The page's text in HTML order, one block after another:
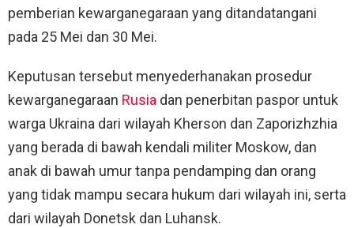
pemberian kewarganegaraan yang ditandatangani
pada 25 Mei dan 30 Mei.
Keputusan tersebut menyederhanakan prosedur
kewarganegaraan Rusia dan penerbitan paspor untuk
warga Ukraina dari wilayah Kherson dan Zaporizhzhia
yang berada di bawah kendali militer Moskow, dan
anak di bawah umur tanpa pendamping dan orang
yang tidak mampu secara hukum dari wilayah ini, serta
dari wilayah Donetsk dan Luhansk.